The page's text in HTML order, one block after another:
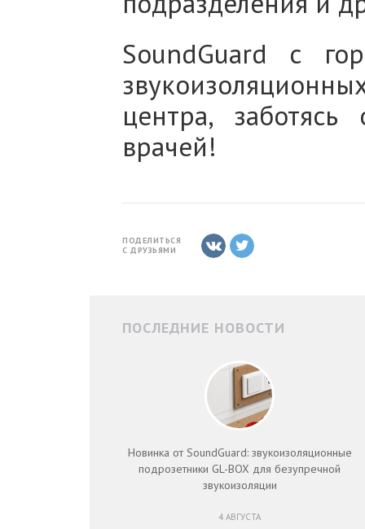
SoundGuard с
центра,
врачей!
ПОДЕЛИТЬСЯ
С ДРУЗЬЯМИ
ПОСЛЕДНИЕ НОВОСТИ
Новинка от SoundGuard: звукоизоляционные
подрозетники GL-BOX для безупречной
звукоизоляции
4 АВГУСТА